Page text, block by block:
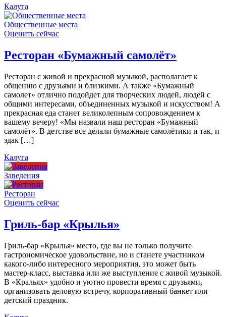
Калуга
Общественные места
Оценить сейчас
Ресторан «Бумажный самолёт»
Ресторан с живой и прекрасной музыкой, располагает к
общению с друзьями и близкими. А также «Бумажный
самолет» отлично подойдет для творческих людей, людей с
общими интересами, объединенных музыкой и искусством! А
прекрасная еда станет великолепным сопровождением к
вашему вечеру! «Мы назвали наш ресторан «Бумажный
самолёт». В детстве все делали бумажные самолётики и так, и
эдак […]
Калуга
Заведения
Ресторан
Оценить сейчас
Гриль-бар «Крылья»
Гриль-бар «Крылья» место, где вы не только получите
гастрономическое удовольствие, но и станете участником
какого-либо интересного мероприятия, это может быть
мастер-класс, выставка или же выступление с живой музыкой.
В «Кральях» удобно и уютно провести время с друзьями,
организовать деловую встречу, корпоративный банкет или
детский праздник.